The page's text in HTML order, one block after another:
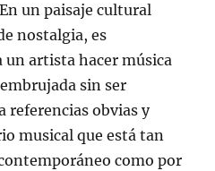
un paisaje cultural
nostalgia, es
un artista hacer música
sin ser
referencias obvias y
musical que está tan
como por